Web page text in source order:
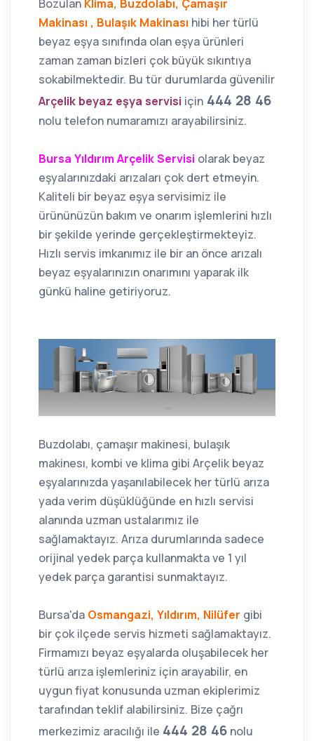
Bozulan Klima, Buzdolabı, Çamaşır
Makinası , Bulaşık Makinası hibi her türlü
beyaz eşya sınıfında olan eşya ürünleri
zaman zaman bizleri çok büyük sıkıntıya
sokabilmektedir. Bu tür durumlarda güvenilir
Arçelik beyaz eşya servisi için 444 28 46
nolu telefon numaramızı arayabilirsiniz.
Bursa Yıldırım Arçelik Servisi olarak beyaz
eşyalarınızdaki arızaları çok dert etmeyin.
Kaliteli bir beyaz eşya servisimiz ile
ürününüzün bakım ve onarım işlemlerini hızlı
bir şekilde yerinde gerçekleştirmekteyiz.
Hızlı servis imkanımız ile bir an önce arızalı
beyaz eşyalarınızın onarımını yaparak ilk
günkü haline getiriyoruz.
Buzdolabı, çamaşır makinesi, bulaşık
makinesı, kombi ve klima gibi Arçelik beyaz
eşyalarınızda yaşanılabilecek her türlü arıza
yada verim düşüklüğünde en hızlı servisi
alanında uzman ustalarımız ile
sağlamaktayız. Arıza durumlarında sadece
orijinal yedek parça kullanmakta ve 1 yıl
yedek parça garantisi sunmaktayız.
Bursa'da Osmangazi, Yıldırım, Nilüfer gibi
bir çok ilçede servis hizmeti sağlamaktayız.
Firmamızı beyaz eşyalarda oluşabilecek her
türlü arıza işlemleriniz için arayabilir, en
uygun fiyat konusunda uzman ekiplerimiz
tarafından teklif alabilirsiniz. Bize çağrı
merkezimiz aracılığı ile 444 28 46 nolu